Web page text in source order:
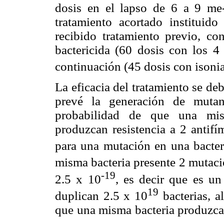
dosis en el lapso de 6 a 9
tratamiento acortado
recibido tratamiento previo,
bactericida (60 dosis con los 4
continuación (45 dosis con
La eficacia del tratamiento se
prevé la generación de
probabilidad de que una
produzcan resistencia a 2
para una mutación en una
misma bacteria presente 2
2.5 x 10-19, es decir que es
duplican 2.5 x 1019 bacterias,
que una misma bacteria